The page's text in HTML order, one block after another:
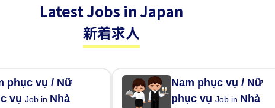
Latest Jobs in Japan
新着求人
phục vụ / Nữ
vụJob in Nhà
Nam phục vụ / Nữ
phục vụJob in Nhà